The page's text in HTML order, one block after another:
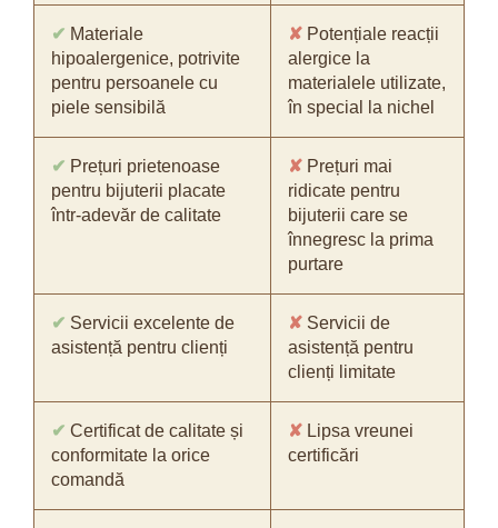
✔ Materiale
hipoalergenice, potrivite
pentru persoanele cu
piele sensibilă
✘ Potențiale reacții
alergice la
materialele utilizate,
în special la nichel
✔ Prețuri prietenoase
pentru bijuterii placate
într-adevăr de calitate
✘ Prețuri mai
ridicate pentru
bijuterii care se
înnegresc la prima
purtare
✔ Servicii excelente de
asistență pentru clienți
✘ Servicii de
asistență pentru
clienți limitate
✔ Certificat de calitate și
conformitate la orice
comandă
✘ Lipsa vreunei
certificări